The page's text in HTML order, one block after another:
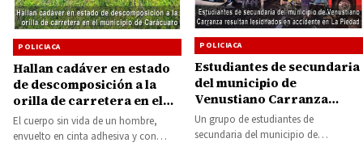
POLICIACA
Hallan cadáver en estado
de descomposición a la
orilla de carretera en el
municipio de Carácuaro
El cuerpo sin vida de un hombre,
envuelto en cinta adhesiva y con
POLICIACA
Estudiantes de secundaria
del municipio de
Venustiano Carranza
resultan lesionados en
accidente en La Piedad
Un grupo de estudiantes de
secundaria del municipio de